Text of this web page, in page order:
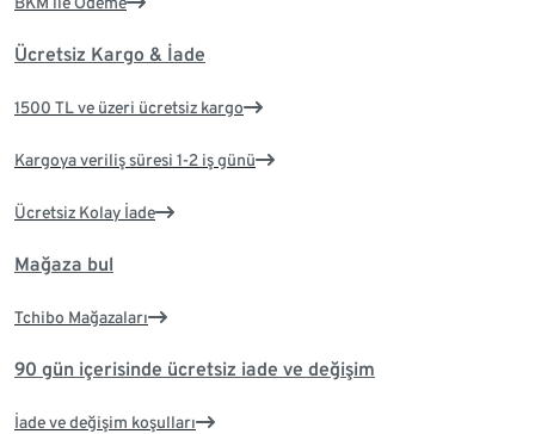
Ücretsiz Kargo & İade
1500 TL ve üzeri ücretsiz kargo
Kargoya veriliş süresi 1-2 iş günü
Ücretsiz Kolay İade
Mağaza bul
Tchibo Mağazaları
90 gün içerisinde ücretsiz iade ve değişim
İade ve değişim koşulları